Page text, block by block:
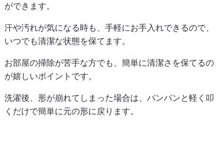
ができます。
汗や汚れが気になる時も、手軽にお手入れできるので、
いつでも清潔な状態を保てます。
お部屋の掃除が苦手な方でも、簡単に清潔さを保てるの
が嬉しいポイントです。
洗濯後、形が崩れてしまった場合は、パンパンと軽く叩
くだけで簡単に元の形に戻ります。